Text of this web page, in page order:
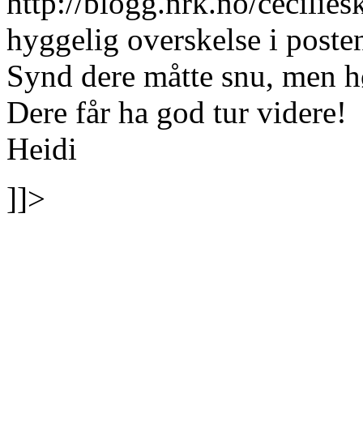
hyggelig overskelse i
Synd dere måtte snu, men
Dere får ha god tur videre!
Heidi
]]>